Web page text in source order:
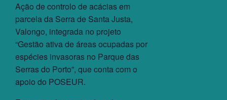
Ação de controlo de acácias em
parcela da Serra de Santa Justa,
Valongo, integrada no projeto
“Gestão ativa de áreas ocupadas por
espécies invasoras no Parque das
Serras do Porto”, que conta com o
apoio do POSEUR.